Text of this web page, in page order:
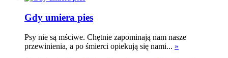
Gdy umiera pies
Psy nie są mściwe. Chętnie zapominają nam nasze
przewinienia, a po śmierci opiekują się nami... »